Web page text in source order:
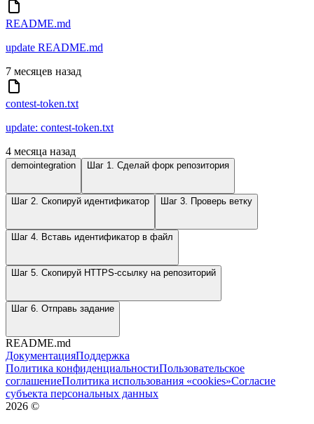
README.md
update README.md
7 месяцев назад
contest-token.txt
update: contest-token.txt
4 месяца назад
demointegration Шаг 1. Сделай форк репозитория
Шаг 2. Скопируй идентификатор Шаг 3. Проверь ветку
Шаг 4. Вставь идентификатор в файл
Шаг 5. Скопируй HTTPS-ссылку на репозиторий
Шаг 6. Отправь задание
README.md
ДокументацияПоддержка
Политика конфиденциальностиПользовательское
соглашениеПолитика использования «cookies»Согласие
субъекта персональных данных
2026 ©